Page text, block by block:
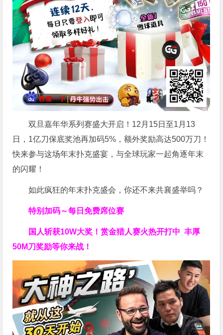
双旦嘉年华系列赛盛大开启！12月15日至1月13
日，1亿刀保底奖池再加码5%，额外奖励高达500万刀！
快来参与这场年末扑克盛宴，与全球玩家一起角逐年末
的闪耀！
如此疯狂的年末扑克盛会，你还不来共襄盛举吗？
特别加码～每日免费席位赛
国人斩获10W大奖！赏金猎人赛火热开打中 丰厚
50M刀奖励等你来战！